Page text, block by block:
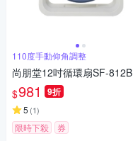
110度手動仰角調整
尚朋堂12吋循環扇SF-812B
$981 9折
5 (1)
限時下殺 券